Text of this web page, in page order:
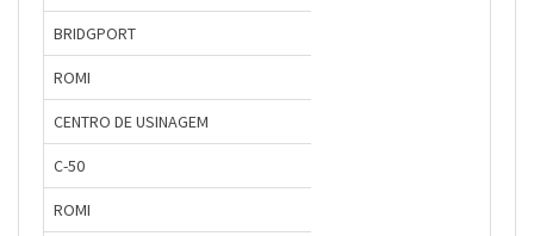
BRIDGPORT
ROMI
CENTRO DE USINAGEM
C-50
ROMI